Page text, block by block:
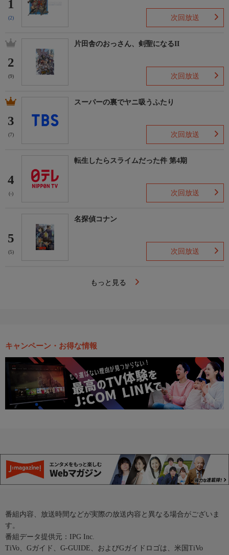
1
(2) 次回放送
2
(9)
片田舎のおっさん、剣聖になるII
次回放送
3
(7)
スーパーの裏でヤニ吸うふたり
次回放送
4
(-)
転生したらスライムだった件 第4期
次回放送
5
(5)
名探偵コナン
次回放送
もっと見る
キャンペーン・お得な情報
番組内容、放送時間などが実際の放送内容と異なる場合がございま
す。
番組データ提供元：IPG Inc.
TiVo、Gガイド、G-GUIDE、およびGガイドロゴは、米国TiVo